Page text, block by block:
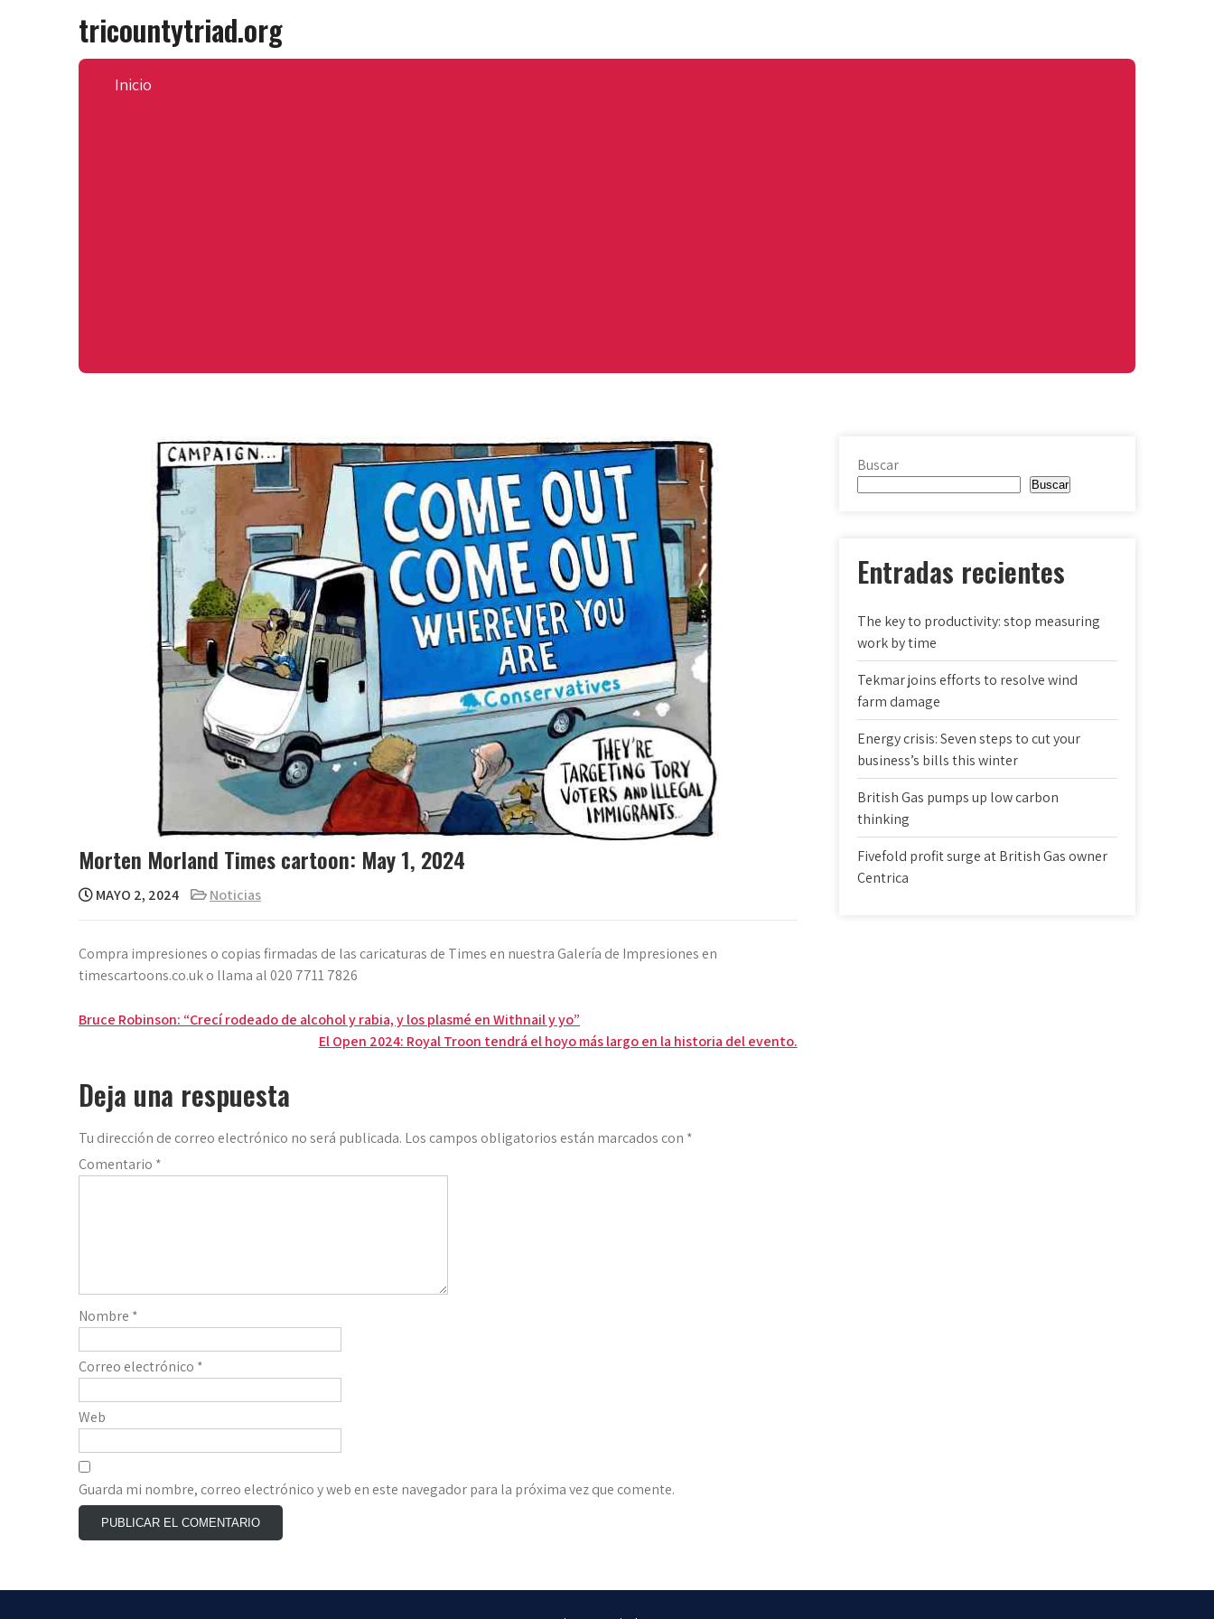
tricountytriad.org
Inicio
Morten Morland Times cartoon: May 1, 2024
MAYO 2, 2024 Noticias
Compra impresiones o copias firmadas de las caricaturas de Times en nuestra Galería de Impresiones en
timescartoons.co.uk o llama al 020 7711 7826
Navegación
entradas
Bruce Robinson: “Crecí rodeado de alcohol y rabia, y los plasmé en Withnail y yo”
El Open 2024: Royal Troon tendrá el hoyo más largo en la historia del evento.
Deja una respuesta
Tu dirección de correo electrónico no será publicada. Los campos obligatorios están marcados con *
Comentario *
Nombre *
Correo electrónico *
Web
Guarda mi nombre, correo electrónico y web en este navegador para la próxima vez que comente.
Buscar
Buscar
Entradas recientes
The key to productivity: stop measuring
work by time
Tekmar joins efforts to resolve wind
farm damage
Energy crisis: Seven steps to cut your
business’s bills this winter
British Gas pumps up low carbon
thinking
Fivefold profit surge at British Gas owner
Centrica